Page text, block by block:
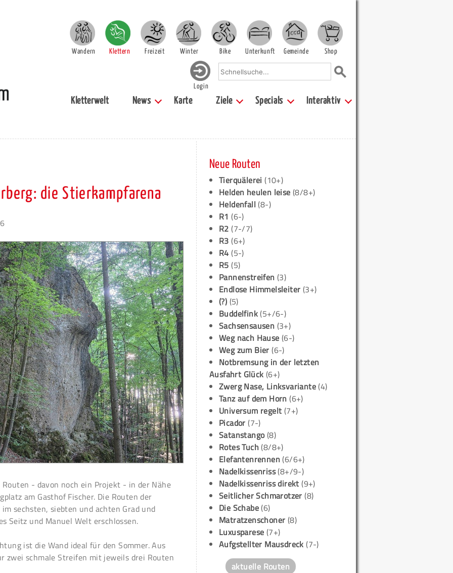
Wandern Klettern Freizeit Winter Bike Unterkunft Gemeinde Shop
Login
Kletterwelt News Karte Ziele Specials Interaktiv
die Stierkampfarena
- davon noch ein Projekt - in der Nähe
am Gasthof Fischer. Die Routen der
sechsten, siebten und achten Grad und
Seitz und Manuel Welt erschlossen.
ist die Wand ideal für den Sommer. Aus
zwei schmale Streifen mit jeweils drei Routen
Neue Routen
Tierquälerei (10+)
Helden heulen leise(8/8+)
Heldenfall(8-)
R1 (6-)
R2 (7-/7)
R3 (6+)
R4 (5-)
R5 (5)
Pannenstreifen (3)
Endlose Himmelsleiter (3+)
(?) (5)
Buddelfink(5+/6-)
Sachsensausen (3+)
Weg nach Hause (6-)
Weg zum Bier (6-)
Notbremsung in der letzten
Ausfahrt Glück (6+)
Zwerg Nase, Linksvariante(4)
Tanz auf dem Horn (6+)
Universum regelt (7+)
Picador (7-)
Satanstango(8)
Rotes Tuch(8/8+)
Elefantenrennen(6/6+)
Nadelkissenriss(8+/9-)
Nadelkissenriss direkt (9+)
Seitlicher Schmarotzer (8)
Die Schabe(6)
Matratzenschoner (8)
Luxusparese (7+)
Aufgstellter Mausdreck (7-)
aktuelle Routen